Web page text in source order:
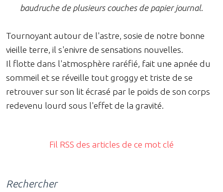
baudruche de plusieurs couches de papier journal.
Tournoyant autour de l'astre, sosie de notre bonne
vieille terre, il s'enivre de sensations nouvelles.
Il flotte dans l'atmosphère raréfié, fait une apnée du
sommeil et se réveille tout groggy et triste de se
retrouver sur son lit écrasé par le poids de son corps
redevenu lourd sous l'effet de la gravité.
Fil RSS des articles de ce mot clé
Rechercher